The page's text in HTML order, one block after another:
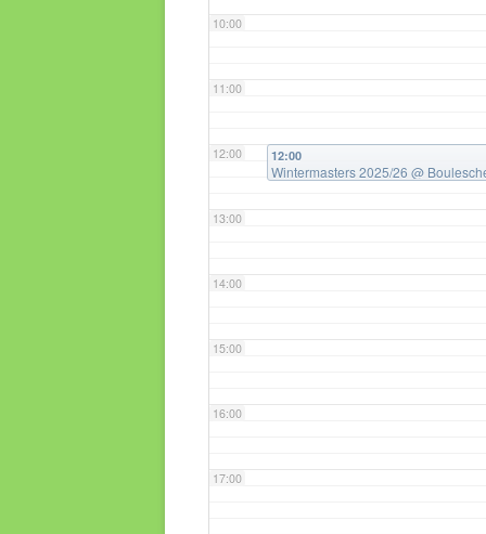
10:00
11:00
12:00
13:00
14:00
15:00
16:00
17:00
12:00
Wintermasters 2025/26 @